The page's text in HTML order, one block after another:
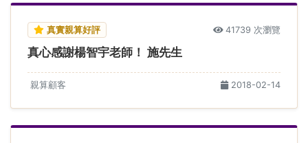
真實親算好評 41739 次瀏覽
真心感謝楊智宇老師！ 施先生
親算顧客 2018-02-14